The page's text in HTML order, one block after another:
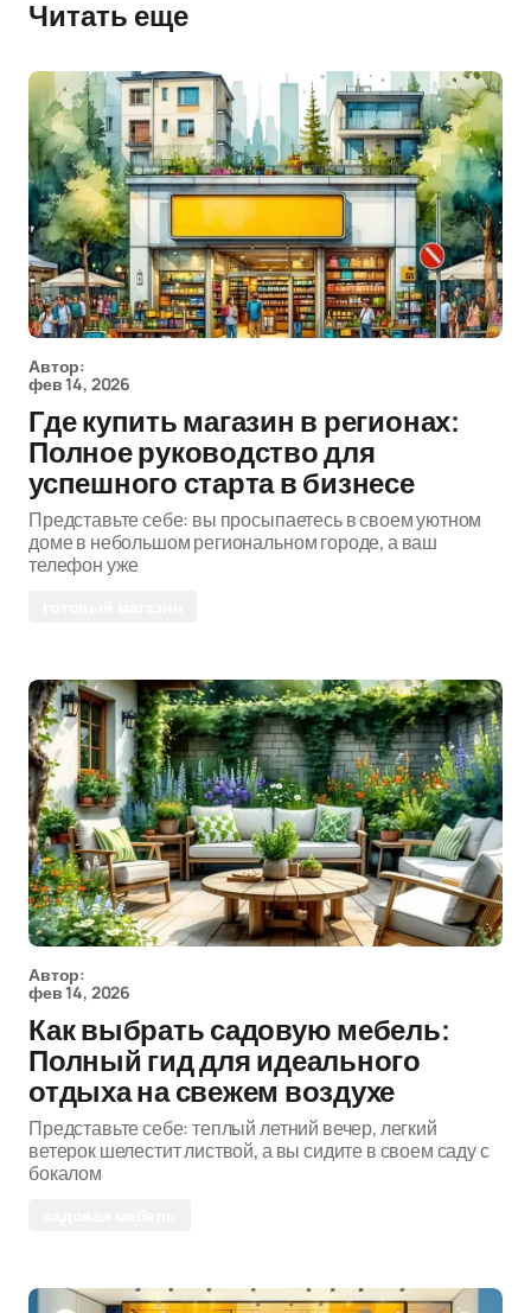
Читать еще
Автор:
фев 14, 2026
Где купить магазин в регионах:
Полное руководство для
успешного старта в бизнесе
Представьте себе: вы просыпаетесь в своем уютном
доме в небольшом региональном городе, а ваш
телефон уже
Автор:
фев 14, 2026
Как выбрать садовую мебель:
Полный гид для идеального
отдыха на свежем воздухе
Представьте себе: теплый летний вечер, легкий
ветерок шелестит листвой, а вы сидите в своем саду с
бокалом